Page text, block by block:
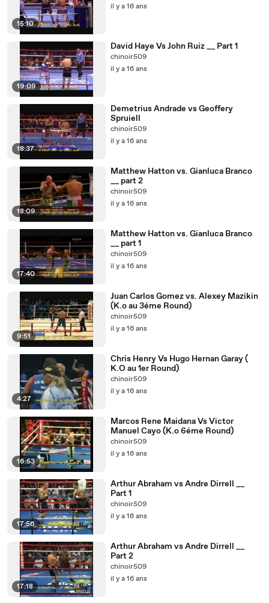
15:10
il y a 16 ans
19:09
David Haye Vs John Ruiz __ Part 1
chinoir509
il y a 16 ans
18:37
Demetrius Andrade vs Geoffery
Spruiell
chinoir509
il y a 16 ans
18:09
Matthew Hatton vs. Gianluca Branco
__ part 2
chinoir509
il y a 16 ans
17:40
Matthew Hatton vs. Gianluca Branco
__ part 1
chinoir509
il y a 16 ans
9:51
Juan Carlos Gomez vs. Alexey Mazikin
(K.o au 3éme Round)
chinoir509
il y a 16 ans
4:27
Chris Henry Vs Hugo Hernan Garay (
K.O au 1er Round)
chinoir509
il y a 16 ans
16:53
Marcos Rene Maidana Vs Victor
Manuel Cayo (K.o 6éme Round)
chinoir509
il y a 16 ans
17:56
Arthur Abraham vs Andre Dirrell __
Part 1
chinoir509
il y a 16 ans
17:18
Arthur Abraham vs Andre Dirrell __
Part 2
chinoir509
il y a 16 ans